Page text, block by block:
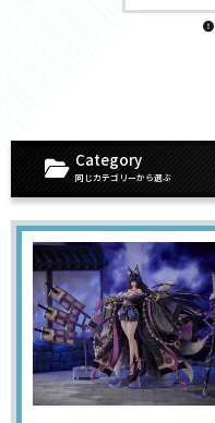
Category
同じカテゴリーから選ぶ